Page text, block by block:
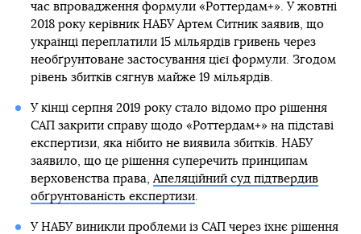
час впровадження формули «Роттердам+». У жовтні
2018 року керівник НАБУ Артем Ситник заявив, що
українці переплатили 15 мільярдів гривень через
необґрунтоване застосування цієї формули. Згодом
рівень збитків сягнув майже 19 мільярдів.
У кінці серпня 2019 року стало відомо про рішення
САП закрити справу щодо «Роттердам+» на підставі
експертизи, яка нібито не виявила збитків. НАБУ
заявило, що це рішення суперечить принципам
верховенства права,Апеляційний суд підтвердив
обґрунтованість експертизи.
У НАБУ виникли проблеми із САП через їхнє рішення